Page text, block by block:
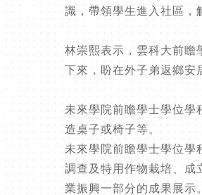
識，帶領學生進入社區，
林崇熙表示，雲科大前瞻
下來，盼在外子弟返鄉安
未來學院前瞻學士學位學
造桌子或椅子等。
未來學院前瞻學士學位學
調查及特用作物栽培、成
業振興一部分的成果展示。